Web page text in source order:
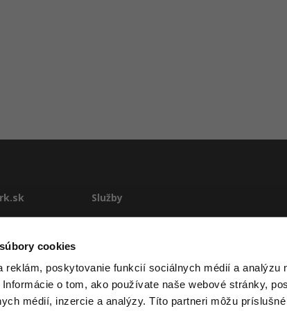
cookies
reklám, poskytovanie funkcií sociálnych médií a analýzu
o tom, ako používate naše webové stránky,
médií, inzercie a analýzy. Títo partneri môžu
podmienky
Služby
Školenia
Pre firmy